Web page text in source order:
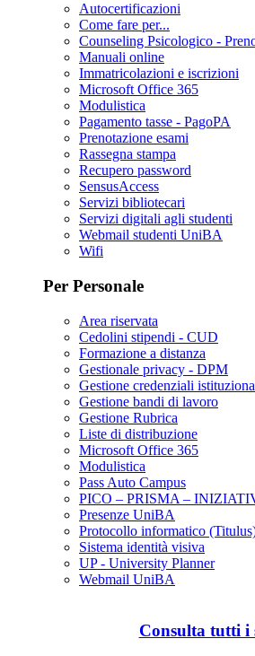
Autocertificazioni
Come fare per...
Counseling Psicologico -
Manuali online
Immatricolazioni e iscrizioni
Microsoft Office 365
Modulistica
Pagamento tasse - PagoPA
Prenotazione esami
Rassegna stampa
Recupero password
SensusAccess
Servizi bibliotecari
Servizi digitali agli studenti
Webmail studenti UniBA
Wifi
Per Personale
Area riservata
Cedolini stipendi - CUD
Formazione a distanza
Gestionale privacy - DPM
Gestione credenziali
Gestione bandi di lavoro
Gestione Rubrica
Liste di distribuzione
Microsoft Office 365
Modulistica
Pass Auto Campus
PICO – PRISMA –
Presenze UniBA
Protocollo informatico
Sistema identità visiva
UP - University Planner
Webmail UniBA
Consulta tutti i